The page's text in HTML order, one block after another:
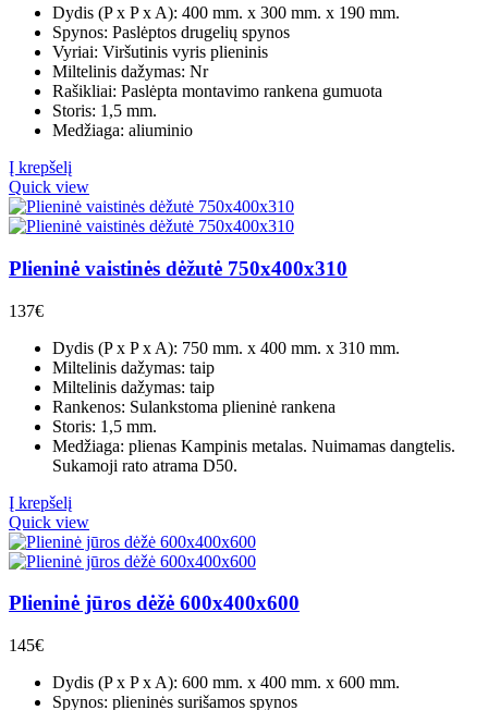
Dydis (P x P x A): 400 mm. x 300 mm. x 190 mm.
Spynos: Paslėptos drugelių spynos
Vyriai: Viršutinis vyris plieninis
Miltelinis dažymas: Nr
Rašikliai: Paslėpta montavimo rankena gumuota
Storis: 1,5 mm.
Medžiaga: aliuminio
Į krepšelį
Quick view
Plieninė vaistinės dėžutė 750x400x310
137€
Dydis (P x P x A): 750 mm. x 400 mm. x 310 mm.
Miltelinis dažymas: taip
Miltelinis dažymas: taip
Rankenos: Sulankstoma plieninė rankena
Storis: 1,5 mm.
Medžiaga: plienas Kampinis metalas. Nuimamas dangtelis.
Sukamoji rato atrama D50.
Į krepšelį
Quick view
Plieninė jūros dėžė 600x400x600
145€
Dydis (P x P x A): 600 mm. x 400 mm. x 600 mm.
Spynos: plieninės surišamos spynos